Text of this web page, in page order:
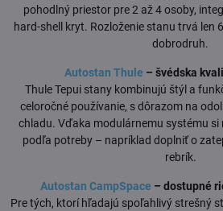
pohodlný priestor pre 2 až 4 osoby,
hard-shell kryt. Rozloženie stanu trvá len
dobrodruh.
Autostan Thule – švédska
Thule Tepui stany kombinujú štýl a
celoročné používanie, s dôrazom na
chladu. Vďaka modulárnemu systému
podľa potreby – napríklad doplniť o
rebrík.
Autostan CampSpace – dostupné
Pre tých, ktorí hľadajú spoľahlivý strešný